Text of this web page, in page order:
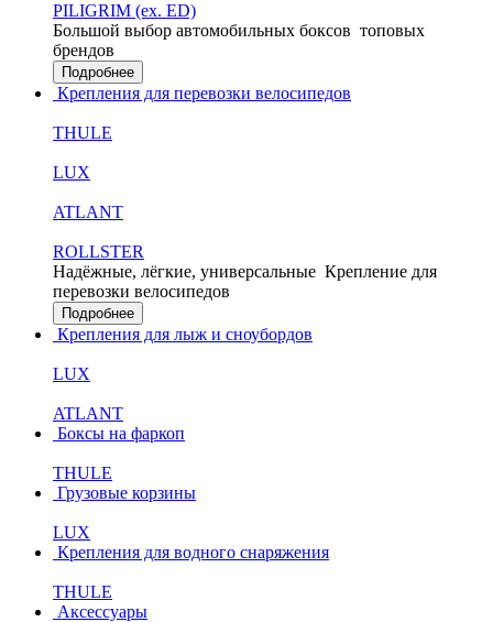
PILIGRIM (ex. ED)
Большой выбор автомобильных боксов топовых
брендов
Подробнее
Крепления для перевозки велосипедов
THULE
LUX
ATLANT
ROLLSTER
Надёжные, лёгкие, универсальные Крепление для
перевозки велосипедов
Подробнее
Крепления для лыж и сноубордов
LUX
ATLANT
Боксы на фаркоп
THULE
Грузовые корзины
LUX
Крепления для водного снаряжения
THULE
Аксессуары